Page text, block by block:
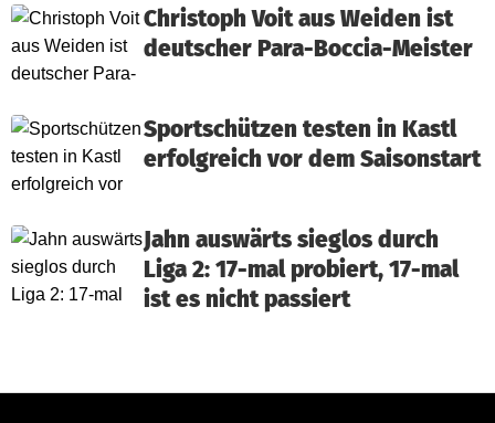
Christoph Voit aus Weiden ist
deutscher Para-Boccia-Meister
Sportschützen testen in Kastl
erfolgreich vor dem Saisonstart
Jahn auswärts sieglos durch
Liga 2: 17-mal probiert, 17-mal
ist es nicht passiert